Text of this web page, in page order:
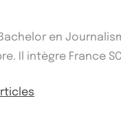
en
Il intègre France